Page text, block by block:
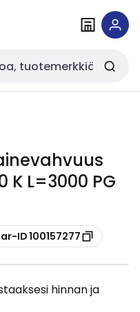
K L=3000 PG
ID 100157277
hinnan ja